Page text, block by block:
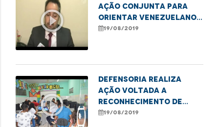
play_circle_outline
ação conjunta para
orientar venezuelanos
em São Luís
19/08/2019
play_circle_outline
Defensoria realiza
ação voltada a
reconhecimento de
paternidade
19/08/2019